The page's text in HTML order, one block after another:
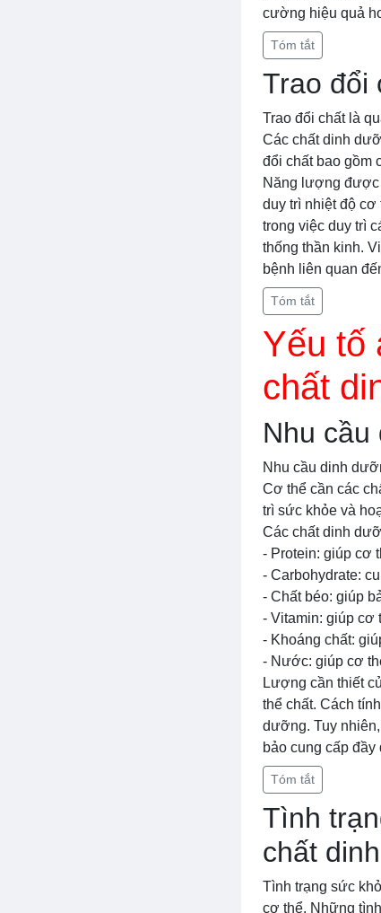
cường hiệu quả
Tóm tắt
Trao đổi
Trao đổi chất là
Các chất dinh
đổi chất bao gồm
Năng lượng được
duy trì nhiệt độ cơ
trong việc duy trì
thống thần kinh.
bệnh liên quan
Tóm tắt
Yếu tố
chất
Nhu
Nhu cầu dinh
Cơ thể cần các
trì sức khỏe và
Các chất dinh
- Protein: giúp cơ
- Carbohydrate:
- Chất béo: giúp
- Vitamin: giúp cơ
- Khoáng chất:
- Nước: giúp cơ
Lượng cần thiết
thể chất. Cách
dưỡng. Tuy
bảo cung cấp
Tóm tắt
Tình
chất
Tình trạng sức
cơ thể. Những